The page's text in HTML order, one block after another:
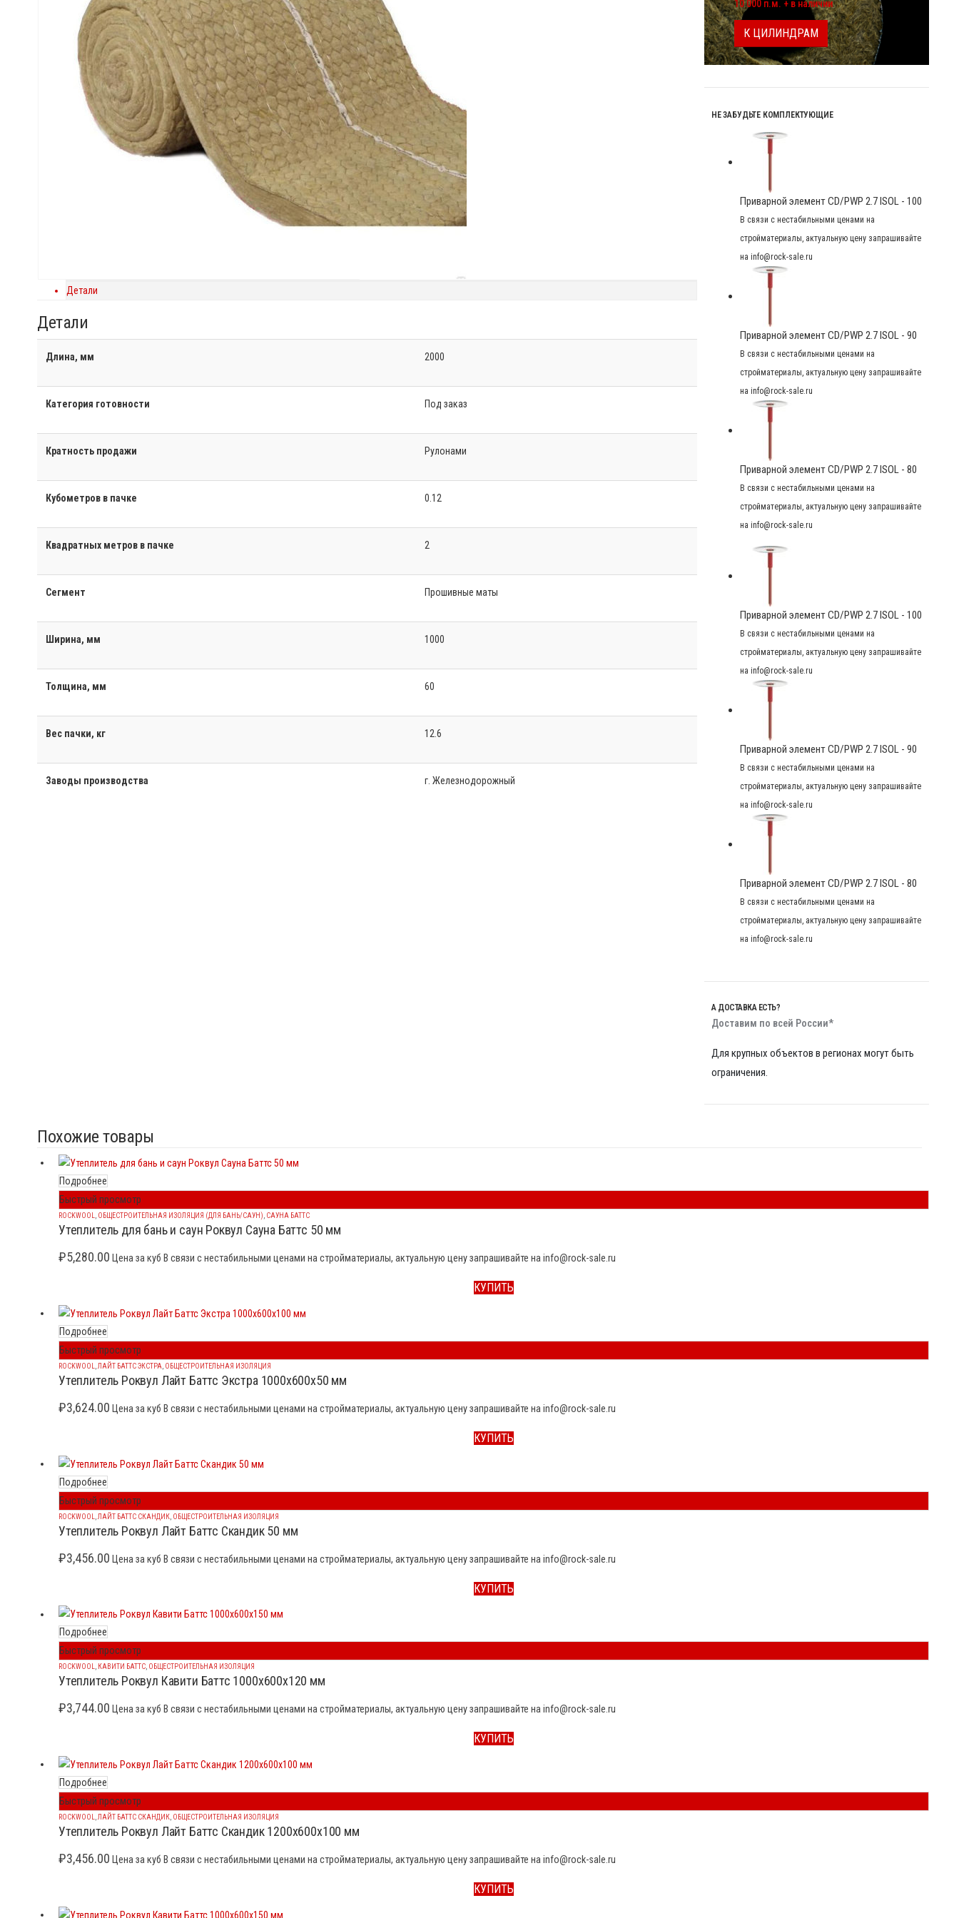
Детали
Детали
Длина, мм 2000
Категория готовности Под заказ
Кратность продажи Рулонами
Кубометров в пачке 0.12
Квадратных метров в пачке 2
Сегмент Прошивные маты
Ширина, мм 1000
Толщина, мм 60
Вес пачки, кг 12.6
Заводы производства г. Железнодорожный
10 000 п.м. + в наличии
К ЦИЛИНДРАМ
НЕ ЗАБУДЬТЕ КОМПЛЕКТУЮЩИЕ
Приварной элемент CD/PWP 2.7 ISOL - 100
В связи с нестабильными ценами на
стройматериалы, актуальную цену запрашивайте
на info@rock-sale.ru
Приварной элемент CD/PWP 2.7 ISOL - 90
В связи с нестабильными ценами на
стройматериалы, актуальную цену запрашивайте
на info@rock-sale.ru
Приварной элемент CD/PWP 2.7 ISOL - 80
В связи с нестабильными ценами на
стройматериалы, актуальную цену запрашивайте
на info@rock-sale.ru
Приварной элемент CD/PWP 2.7 ISOL - 100
В связи с нестабильными ценами на
стройматериалы, актуальную цену запрашивайте
на info@rock-sale.ru
Приварной элемент CD/PWP 2.7 ISOL - 90
В связи с нестабильными ценами на
стройматериалы, актуальную цену запрашивайте
на info@rock-sale.ru
Приварной элемент CD/PWP 2.7 ISOL - 80
В связи с нестабильными ценами на
стройматериалы, актуальную цену запрашивайте
на info@rock-sale.ru
А ДОСТАВКА ЕСТЬ?
Доставим по всей России*
Для крупных объектов в регионах могут быть
ограничения.
Похожие товары
Подробнее
Быстрый просмотр
ROCKWOOL ОБЩЕСТРОИТЕЛЬНАЯ ИЗОЛЯЦИЯ (ДЛЯ БАНЬ/САУН) САУНА БАТТС
Утеплитель для бань и саун Роквул Сауна Баттс 50 мм
₽5,280.00 Цена за куб В связи с нестабильными ценами на стройматериалы, актуальную цену запрашивайте на info@rock-sale.ru
КУПИТЬ
Подробнее
Быстрый просмотр
ROCKWOOL ЛАЙТ БАТТС ЭКСТРА ОБЩЕСТРОИТЕЛЬНАЯ ИЗОЛЯЦИЯ
Утеплитель Роквул Лайт Баттс Экстра 1000x600x50 мм
₽3,624.00 Цена за куб В связи с нестабильными ценами на стройматериалы, актуальную цену запрашивайте на info@rock-sale.ru
КУПИТЬ
Подробнее
Быстрый просмотр
ROCKWOOL ЛАЙТ БАТТС СКАНДИК ОБЩЕСТРОИТЕЛЬНАЯ ИЗОЛЯЦИЯ
Утеплитель Роквул Лайт Баттс Скандик 50 мм
₽3,456.00 Цена за куб В связи с нестабильными ценами на стройматериалы, актуальную цену запрашивайте на info@rock-sale.ru
КУПИТЬ
Подробнее
Быстрый просмотр
ROCKWOOL, КАВИТИ БАТТС, ОБЩЕСТРОИТЕЛЬНАЯ ИЗОЛЯЦИЯ
Утеплитель Роквул Кавити Баттс 1000x600x120 мм
₽3,744.00 Цена за куб В связи с нестабильными ценами на стройматериалы, актуальную цену запрашивайте на info@rock-sale.ru
КУПИТЬ
Подробнее
Быстрый просмотр
ROCKWOOL,ЛАЙТ БАТТС СКАНДИК, ОБЩЕСТРОИТЕЛЬНАЯ ИЗОЛЯЦИЯ
Утеплитель Роквул Лайт Баттс Скандик 1200x600x100 мм
₽3,456.00 Цена за куб В связи с нестабильными ценами на стройматериалы, актуальную цену запрашивайте на info@rock-sale.ru
КУПИТЬ